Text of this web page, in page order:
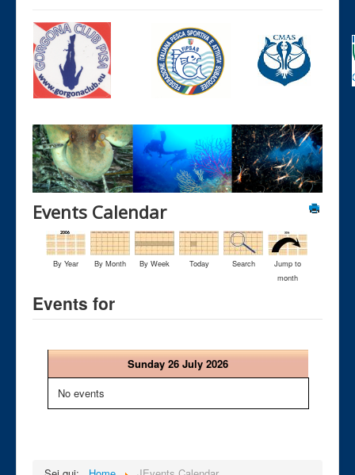
Events Calendar
By Year By Month By Week Today Search
Jump to
month
Events for
Sunday 26 July 2026
No events